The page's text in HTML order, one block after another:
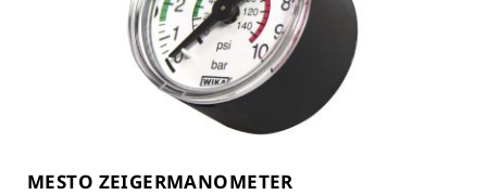
MESTO ZEIGERMANOMETER